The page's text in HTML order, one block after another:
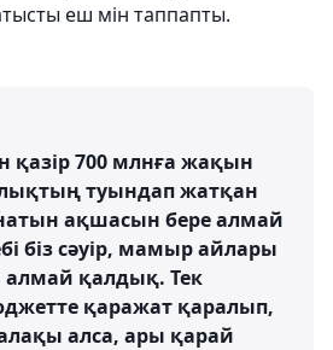
еш мін таппапты.
қазір 700 млнға жақын
туындап жатқан
ақшасын бере алмай
біз сәуір, мамыр айлары
қалдық. Тек
қаражат қаралып,
алса, ары қарай